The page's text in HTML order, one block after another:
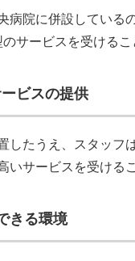
病院に併設している
サービスを受けるこ
ビスの提供
したうえ、スタッフ
いサービスを受ける
きる環境